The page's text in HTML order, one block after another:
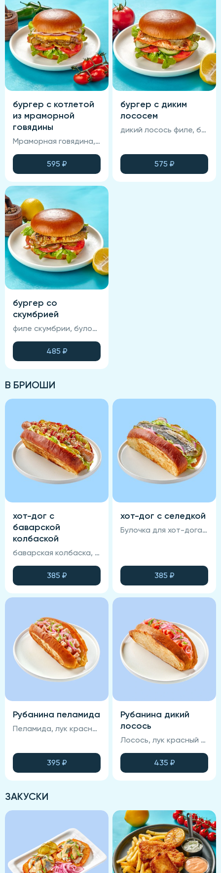
бургер с котлетой
из мраморной
говядины
Мраморная говядина, сыр чеддер, лук красный карамелизированный, булочка Бриошь, овощи свежие и маринованные, медово-горчичный и брусничный соус.
595 ₽
бургер с диким
лососем
дикий лосось филе, булочка бриошь, овощи свежие, соус Рыба Агонь, соус медово-горчичный, соус фирменный.
575 ₽
бургер со
скумбрией
филе скумбрии, булочка бриошь, маринованные огурцы, свежий помидор, салат айсберг, фирменный соус, томатный соус.
485 ₽
В БРИОШИ
хот-дог с
баварской
колбаской
баварская колбаска, огурец маринованный, соус медово-горчичный, кетчуп, луковый кранч, булочка для хот дога.
385 ₽
хот-дог с селедкой
Булочка для хот-дога, филе сельди, лук красный маринованный, огурец маринованный, салат Айсберг, медово-горчичный соус, терияки.
385 ₽
Рубанина пеламида
Пеламида, лук красный маринованный, соус, зелень, булочка бриошь, лимон
395 ₽
Рубанина дикий
лосось
Лосось, лук красный маринованный, соус, зелень, булочка бриошь, лимон
435 ₽
ЗАКУСКИ